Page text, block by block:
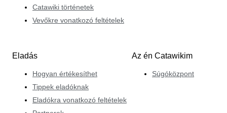
Catawiki történetek
Vevőkre vonatkozó feltételek
Eladás
Hogyan értékesíthet
Tippek eladóknak
Eladókra vonatkozó feltételek
Az én Catawikim
Súgóközpont